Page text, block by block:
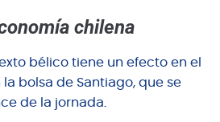
chilena
bélico tiene un efecto en el
bolsa de Santiago, que se
de la jornada.